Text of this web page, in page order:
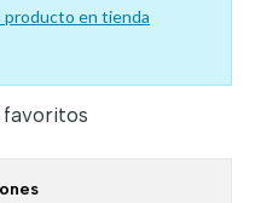
producto en tienda